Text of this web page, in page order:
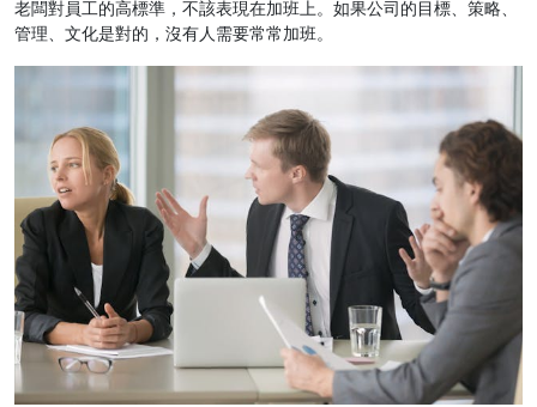
老闆對員工的高標準，不該表現在加班上。如果公司的目標、策略、
管理、文化是對的，沒有人需要常常加班。